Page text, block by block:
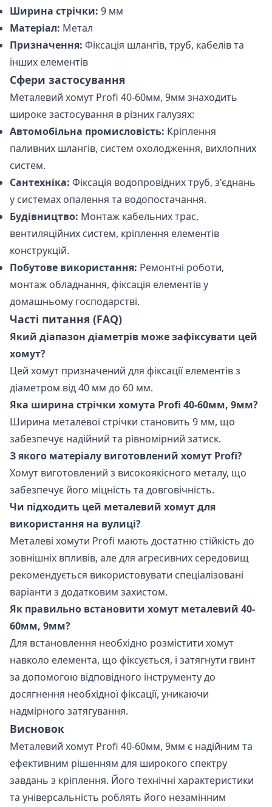
Ширина стрічки: 9 мм
Матеріал: Метал
Призначення: Фіксація шлангів, труб, кабелів та
інших елементів
Сфери застосування
Металевий хомут Profi 40-60мм, 9мм знаходить
широке застосування в різних галузях:
Автомобільна промисловість: Кріплення
паливних шлангів, систем охолодження, вихлопних
систем.
Сантехніка: Фіксація водопровідних труб, з'єднань
у системах опалення та водопостачання.
Будівництво: Монтаж кабельних трас,
вентиляційних систем, кріплення елементів
конструкцій.
Побутове використання: Ремонтні роботи,
монтаж обладнання, фіксація елементів у
домашньому господарстві.
Часті питання (FAQ)
Який діапазон діаметрів може зафіксувати цей
хомут?
Цей хомут призначений для фіксації елементів з
діаметром від 40 мм до 60 мм.
Яка ширина стрічки хомута Profi 40-60мм, 9мм?
Ширина металевої стрічки становить 9 мм, що
забезпечує надійний та рівномірний затиск.
З якого матеріалу виготовлений хомут Profi?
Хомут виготовлений з високоякісного металу, що
забезпечує його міцність та довговічність.
Чи підходить цей металевий хомут для
використання на вулиці?
Металеві хомути Profi мають достатню стійкість до
зовнішніх впливів, але для агресивних середовищ
рекомендується використовувати спеціалізовані
варіанти з додатковим захистом.
Як правильно встановити хомут металевий 40-
60мм, 9мм?
Для встановлення необхідно розмістити хомут
навколо елемента, що фіксується, і затягнути гвинт
за допомогою відповідного інструменту до
досягнення необхідної фіксації, уникаючи
надмірного затягування.
Висновок
Металевий хомут Profi 40-60мм, 9мм є надійним та
ефективним рішенням для широкого спектру
завдань з кріплення. Його технічні характеристики
та універсальність роблять його незамінним